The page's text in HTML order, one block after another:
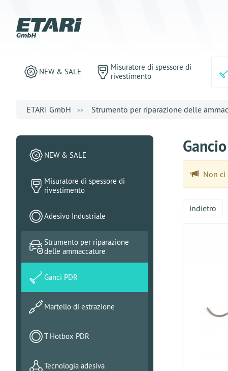
NEW & SALE
Misuratore di spessore di
rivestimento
ETARI GmbH Strumento per riparazione delle
Non ci
indietro
NEW & SALE
Misuratore di spessore di
rivestimento
Adesivo Industriale
Strumento per riparazione
delle ammaccature
Ganci PDR
Martello di estrazione
T Hotbox PDR
Tecnologia adesiva